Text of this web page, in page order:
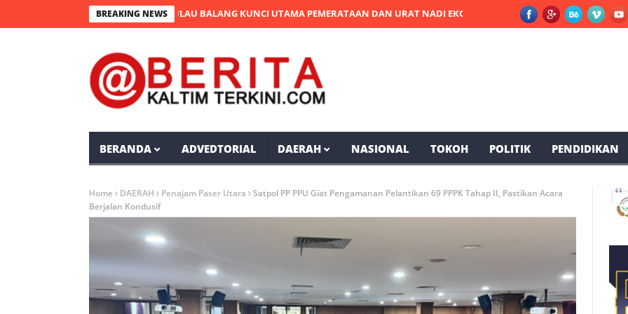
BREAKING NEWS
PEMBUKAAN JEMBATAN PULAU BALANG KUNCI UTAMA PEMERATAAN DAN URAT NADI EKONOMI DI PPU Dua Tersangka Pengedar
BERANDA ADVEDTORIAL DAERAH NASIONAL TOKOH POLITIK PENDIDIKAN
Home DAERAH Penajam Paser Utara
Satpol PP PPU Giat Pengamanan Pelantikan 69 PPPK Tahap II, Pastikan Acara
Berjalan Kondusif